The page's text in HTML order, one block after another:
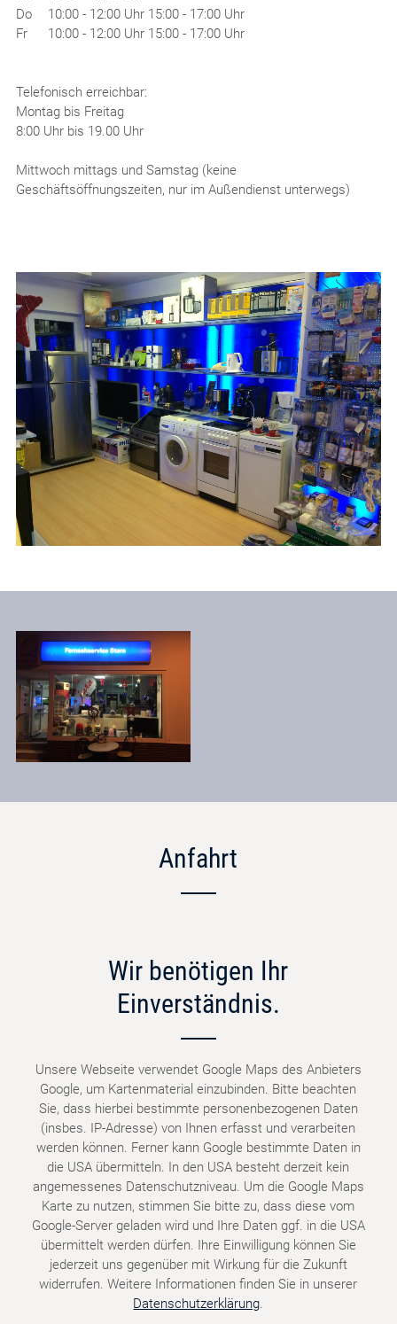
Do
Fr
10:00 - 12:00 Uhr 15:00 - 17:00 Uhr
10:00 - 12:00 Uhr 15:00 - 17:00 Uhr
Telefonisch erreichbar:
Montag bis Freitag
8:00 Uhr bis 19.00 Uhr
Mittwoch mittags und Samstag (keine
Geschäftsöffnungszeiten, nur im Außendienst unterwegs)
Anfahrt
Wir benötigen Ihr
Einverständnis.
Unsere Webseite verwendet Google Maps des Anbieters
Google, um Kartenmaterial einzubinden. Bitte beachten
Sie, dass hierbei bestimmte personenbezogenen Daten
(insbes. IP-Adresse) von Ihnen erfasst und verarbeiten
werden können. Ferner kann Google bestimmte Daten in
die USA übermitteln. In den USA besteht derzeit kein
angemessenes Datenschutzniveau. Um die Google Maps
Karte zu nutzen, stimmen Sie bitte zu, dass diese vom
Google-Server geladen wird und Ihre Daten ggf. in die USA
übermittelt werden dürfen. Ihre Einwilligung können Sie
jederzeit uns gegenüber mit Wirkung für die Zukunft
widerrufen. Weitere Informationen finden Sie in unserer
Datenschutzerklärung.